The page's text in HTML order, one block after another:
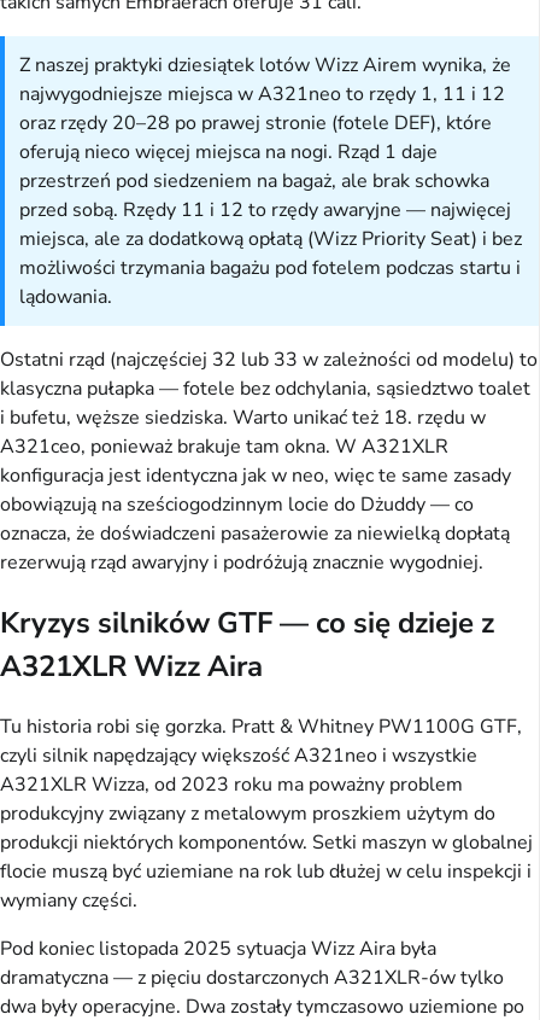
Z naszej praktyki dziesiątek lotów Wizz Airem wynika, że
najwygodniejsze miejsca w A321neo to rzędy 1, 11 i 12
oraz rzędy 20–28 po prawej stronie (fotele DEF), które
oferują nieco więcej miejsca na nogi. Rząd 1 daje
przestrzeń pod siedzeniem na bagaż, ale brak schowka
przed sobą. Rzędy 11 i 12 to rzędy awaryjne — najwięcej
miejsca, ale za dodatkową opłatą (Wizz Priority Seat) i bez
możliwości trzymania bagażu pod fotelem podczas startu i
lądowania.
Ostatni rząd (najczęściej 32 lub 33 w zależności od modelu) to
klasyczna pułapka — fotele bez odchylania, sąsiedztwo toalet
i bufetu, węższe siedziska. Warto unikać też 18. rzędu w
A321ceo, ponieważ brakuje tam okna. W A321XLR
konfiguracja jest identyczna jak w neo, więc te same zasady
obowiązują na sześciogodzinnym locie do Dżuddy — co
oznacza, że doświadczeni pasażerowie za niewielką dopłatą
rezerwują rząd awaryjny i podróżują znacznie wygodniej.
Kryzys silników GTF — co się dzieje z
A321XLR Wizz Aira
Tu historia robi się gorzka. Pratt & Whitney PW1100G GTF,
czyli silnik napędzający większość A321neo i wszystkie
A321XLR Wizza, od 2023 roku ma poważny problem
produkcyjny związany z metalowym proszkiem użytym do
produkcji niektórych komponentów. Setki maszyn w globalnej
flocie muszą być uziemiane na rok lub dłużej w celu inspekcji i
wymiany części.
Pod koniec listopada 2025 sytuacja Wizz Aira była
dramatyczna — z pięciu dostarczonych A321XLR-ów tylko
dwa były operacyjne. Dwa zostały tymczasowo uziemione po